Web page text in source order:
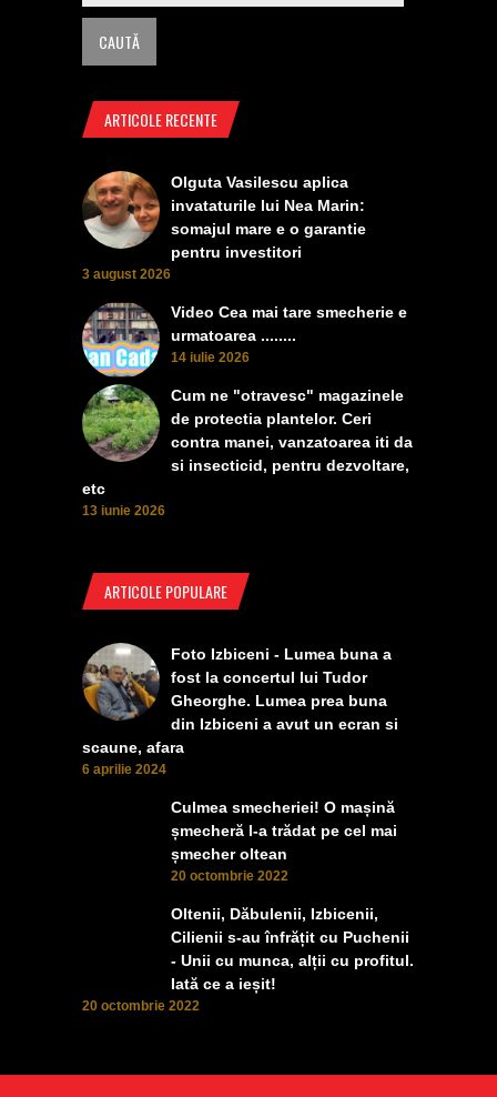
ARTICOLE RECENTE
Olguta Vasilescu aplica
invataturile lui Nea Marin:
somajul mare e o garantie
pentru investitori
3 august 2026
Video Cea mai tare smecherie e
urmatoarea ........
14 iulie 2026
Cum ne "otravesc" magazinele
de protectia plantelor. Ceri
contra manei, vanzatoarea iti da
si insecticid, pentru dezvoltare,
etc
13 iunie 2026
ARTICOLE POPULARE
Foto Izbiceni - Lumea buna a
fost la concertul lui Tudor
Gheorghe. Lumea prea buna
din Izbiceni a avut un ecran si
scaune, afara
6 aprilie 2024
Culmea smecheriei! O mașină
șmecheră l-a trădat pe cel mai
șmecher oltean
20 octombrie 2022
Oltenii, Dăbulenii, Izbicenii,
Cilienii s-au înfrățit cu Puchenii
- Unii cu munca, alții cu profitul.
Iată ce a ieșit!
20 octombrie 2022